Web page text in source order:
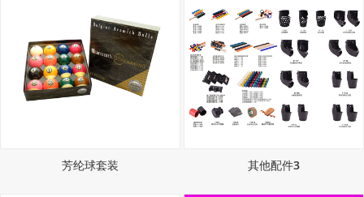
芳纶球套装 其他配件3